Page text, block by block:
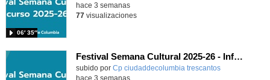
06′ 35″
hace 3 semanas
77visualizaciones
Festival Semana Cultural 2025-26 - Infantil
subido por Cp ciudaddecolumbia trescantos-
hace 3 semanas